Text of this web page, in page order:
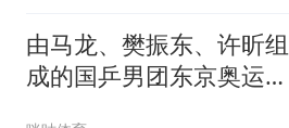
由马龙、樊振东、许昕组
成的国乒男团东京奥运会